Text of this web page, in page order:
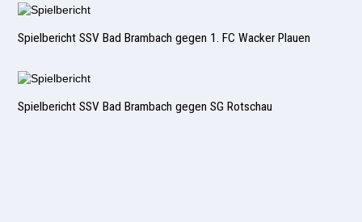
Spielbericht SSV Bad Brambach gegen 1. FC Wacker Plauen
Spielbericht SSV Bad Brambach gegen SG Rotschau